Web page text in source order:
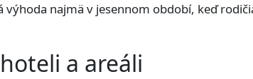
výhoda najmä v jesennom období, keď
a areáli